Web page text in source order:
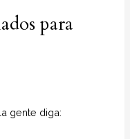
para
gente diga: